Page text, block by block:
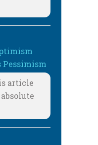
Pessimism
article